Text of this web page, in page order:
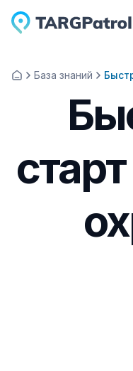
База знаний